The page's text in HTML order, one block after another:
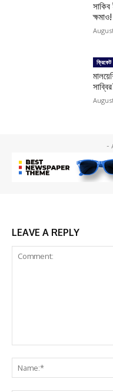
ক্ষমাও!
ক্রিকেট
-
LEAVE A REPLY
Comment: